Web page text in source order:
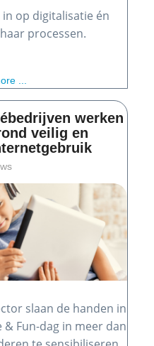
op digitalisatie én
processen.
...
werken
veilig en
slaan de handen in
Fun-dag in meer dan